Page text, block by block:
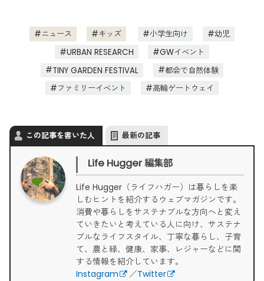
ニュース キッズ 小学生向け
幼児
URBAN RESEARCH
GWイベント
TINY GARDEN FESTIVAL
都会で自然体験
ファミリーイベント
高輪ゲートウェイ
この記事を書いた人 最新の記事
Life Hugger 編集部
Life Hugger（ライフハガー）は暮らしを楽
しむヒントを紹介するウェブマガジンです。
消費や暮らしをサステナブルな方向へと変え
ていきたいと考えている人に向け、サステナ
ブルなライフスタイル、丁寧な暮らし、子育
て、農と緑、健康、家事、レジャーなどに関
する情報を紹介しています。
Instagram
／Twitter